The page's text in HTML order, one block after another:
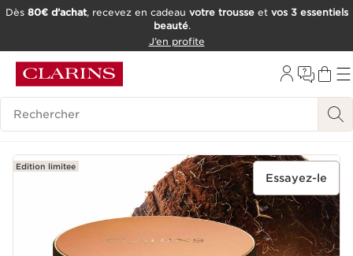
OUTIL D'ACCESSIBILITÉ
Dès 80€ d’achat, recevez en cadeau votre trousseet vos 3 essentiels
beauté.
J’en profite
Historique des recherches
Edition limitee
Essayez-le